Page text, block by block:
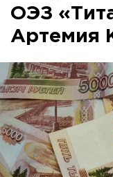
ОЭЗ
Артемия